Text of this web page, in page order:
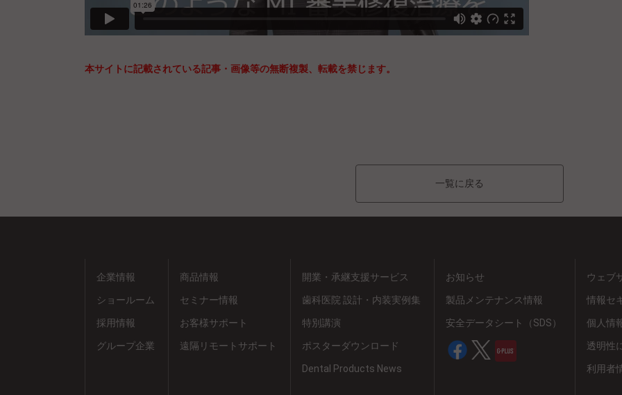
本サイトに記載されている記事・画像等の無断複製、転載を禁じます。
一覧に戻る
企業情報
ショールーム
採用情報
グループ企業
商品情報
セミナー情報
お客様サポート
遠隔リモートサポート
開業・承継支援サービス
歯科医院 設計・内装実例集
特別講演
ポスターダウンロード
Dental Products News
お知らせ
製品メンテナンス情報
安全データシート（SDS）
ウェブ
情報セ
個人情
透明性
利用者